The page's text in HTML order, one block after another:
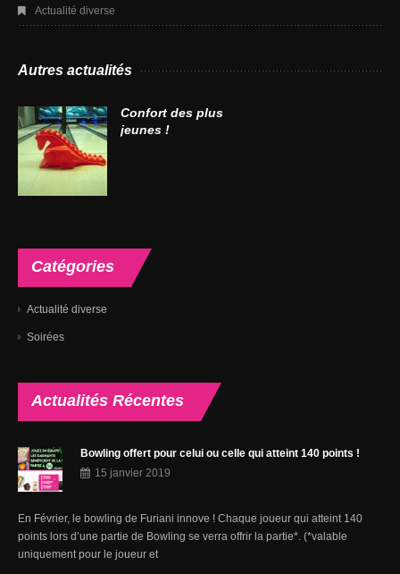
Actualité diverse
Autres actualités
Confort des plus
jeunes !
Catégories
Actualité diverse
Soirées
Actualités Récentes
Bowling offert pour celui ou celle qui atteint 140 points !
15 janvier 2019
En Février, le bowling de Furiani innove ! Chaque joueur qui atteint 140
points lors d’une partie de Bowling se verra offrir la partie*. (*valable
uniquement pour le joueur et